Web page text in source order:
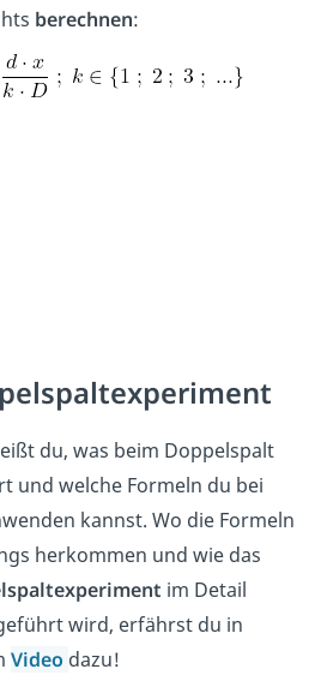
berechnen:
du, was beim Doppelspalt
und welche Formeln du bei
kannst. Wo die Formeln
herkommen und wie das
im Detail
wird, erfährst du in
Video dazu!